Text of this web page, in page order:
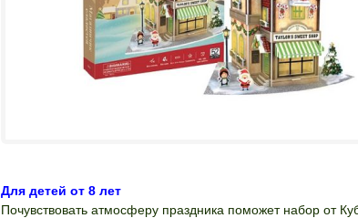
Для детей от 8 лет
Почувствовать атмосферу праздника поможет набор от